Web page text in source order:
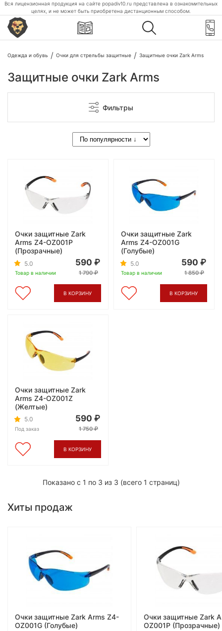
Вся лицензионная продукция на сайте popadiv10.ru представлена в ознакомительных
целях, и не может быть приобретена дистанционным способом.
Одежда и обувь Очки для стрельбы защитные Защитные очки Zark Arms
Защитные очки Zark Arms
Фильтры
Очки защитные Zark
Arms Z4-OZ001P
(Прозрачные)
5.0
Товар в наличии
590
1 790
В КОРЗИНУ
Очки защитные Zark
Arms Z4-OZ001G
(Голубые)
5.0
Товар в наличии
590
1 850
В КОРЗИНУ
Очки защитные Zark
Arms Z4-OZ001Z
(Желтые)
5.0
Под заказ
590
1 750
В КОРЗИНУ
Показано с 1 по 3 из 3 (всего 1 страниц)
Хиты продаж
Очки защитные Zark Arms Z4-
OZ001G (Голубые)
Очки защитные Zark
OZ001P (Прозрачные)